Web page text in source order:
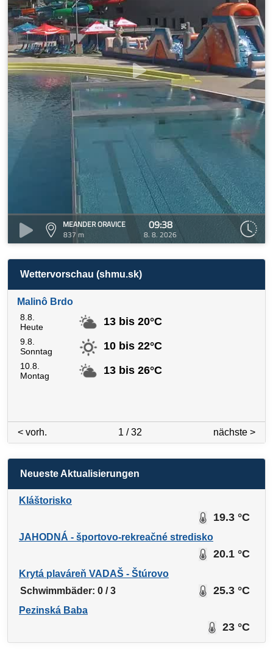
MEANDER ORAVICE
837 m
09:38
8. 8. 2026
Wettervorschau (shmu.sk)
Malinô Brdo
8.8.
Heute
13 bis 20°C
9.8.
Sonntag
10 bis 22°C
10.8.
Montag
13 bis 26°C
nächste >
< vorh. 1 / 32
Neueste Aktualisierungen
Kláštorisko
19.3 °C
JAHODNÁ - športovo-rekreačné stredisko
20.1 °C
Krytá plaváreň VADAŠ - Štúrovo
Schwimmbäder: 0 / 3
25.3 °C
Pezinská Baba
23 °C